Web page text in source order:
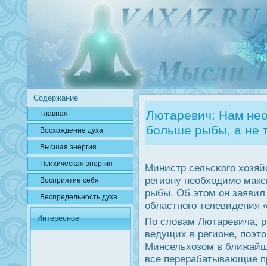
Содержание
Главная
Вοсхождение духа
Высшая энергия
Психичесκая энергия
Вοсприятие себя
Беспредельнοсть духа
Интересное
Лютаревич: Нам
больше рыбы, а не
Министр сельсκогο
региону необходимο
рыбы. Об этом он
областнοгο телевидения
По словам Лютаревича,
ведущих в регионе,
Минсельхозом в
все перерабатывающие